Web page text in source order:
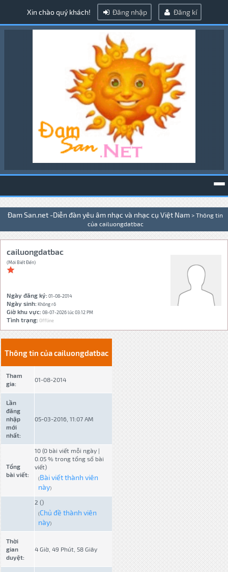
Xin chào quý khách! Đăng nhập Đăng kí
Đam San.net -Diễn đàn yêu âm nhạc và nhạc cụ Việt Nam > Thông tin
của cailuongdatbac
cailuongdatbac
(Mới Biết Đến)
Ngày đăng ký:01-08-2014
Ngày sinh: Không rõ
Giờ khu vực:08-07-2026 lúc 03:12 PM
Tình trạng:Offline
Thông tin của cailuongdatbac
Tham
gia:
01-08-2014
Lần
đăng
nhập
mới
nhất:
05-03-2016, 11:07 AM
Tổng
bài viết:
10 (0 bài viết mỗi ngày |
0.05 % trong tổng số bài
viết)
(Bài viết thành viên
này)
2 ()
(Chủ đề thành viên
này)
Thời
gian
duyệt:
4 Giờ, 49 Phút, 58 Giây